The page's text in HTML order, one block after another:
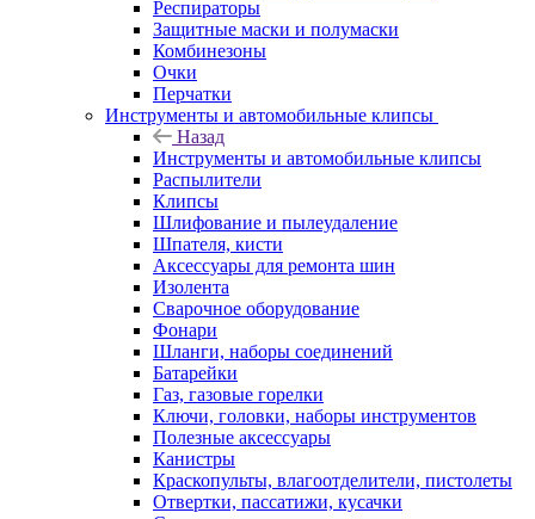
Респираторы
Защитные маски и полумаски
Комбинезоны
Очки
Перчатки
Инструменты и автомобильные клипсы
Назад
Инструменты и автомобильные клипсы
Распылители
Клипсы
Шлифование и пылеудаление
Шпателя, кисти
Аксессуары для ремонта шин
Изолента
Сварочное оборудование
Фонари
Шланги, наборы соединений
Батарейки
Газ, газовые горелки
Ключи, головки, наборы инструментов
Полезные аксессуары
Канистры
Краскопульты, влагоотделители, пистолеты
Отвертки, пассатижи, кусачки